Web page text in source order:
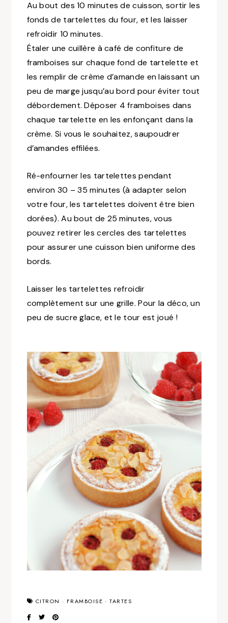
Au bout des 10 minutes de cuisson, sortir les
fonds de tartelettes du four, et les laisser
refroidir 10 minutes.
Étaler une cuillère à café de confiture de
framboises sur chaque fond de tartelette et
les remplir de crème d’amande en laissant un
peu de marge jusqu’au bord pour éviter tout
débordement. Déposer 4 framboises dans
chaque tartelette en les enfonçant dans la
crème. Si vous le souhaitez, saupoudrer
d’amandes effilées.
Ré-enfourner les tartelettes pendant
environ 30 – 35 minutes (à adapter selon
votre four, les tartelettes doivent être bien
dorées). Au bout de 25 minutes, vous
pouvez retirer les cercles des tartelettes
pour assurer une cuisson bien uniforme des
bords.
Laisser les tartelettes refroidir
complètement sur une grille. Pour la déco, un
peu de sucre glace, et le tour est joué !
CITRON · FRAMBOISE · TARTES